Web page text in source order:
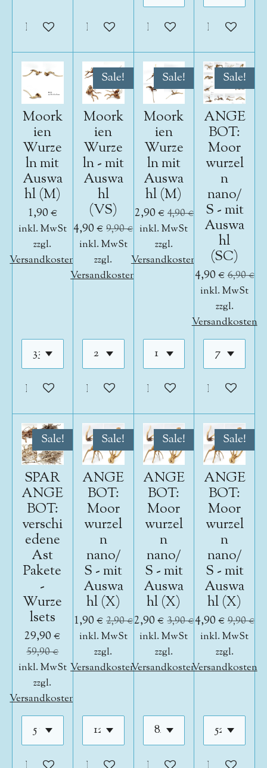
In den WarenkorbIn den WarenkorbIn den Warenkorb
In den
Moork
ien
Wurze
ln mit
Auswa
hl (M)
1,90 €
inkl. MwSt
zzgl.
Versandkosten
In den Warenkorb
Sale!
Moork
ien
Wurze
ln - mit
Auswa
hl
(VS)
4,90 € 9,90 €
inkl. MwSt
zzgl.
Versandkosten
In den Warenkorb
Sale!
Moork
ien
Wurze
ln mit
Auswa
hl (M)
2,90 € 4,90 €
inkl. MwSt
zzgl.
Versandkosten
In den Warenkorb
Sale!
ANGE
BOT:
Moor
wurzel
n
nano/
S - mit
Auswa
hl
(SC)
4,90 €6,90 €
inkl. MwSt
zzgl.
Versandkosten
In den
Sale!
SPAR
ANGE
BOT:
verschi
edene
Ast
Pakete
-
Wurze
lsets
29,90 €
59,90 €
inkl. MwSt
zzgl.
Versandkosten
Sale!
ANGE
BOT:
Moor
wurzel
n
nano/
S - mit
Auswa
hl (X)
1,90 € 2,90 €
inkl. MwSt
zzgl.
Versandkosten
Sale!
ANGE
BOT:
Moor
wurzel
n
nano/
S - mit
Auswa
hl (X)
2,90 € 3,90 €
inkl. MwSt
zzgl.
Versandkosten
Sale!
ANGE
BOT:
Moor
wurzel
n
nano/
S - mit
Auswa
hl (X)
4,90 €9,90 €
inkl. MwSt
zzgl.
Versandkosten